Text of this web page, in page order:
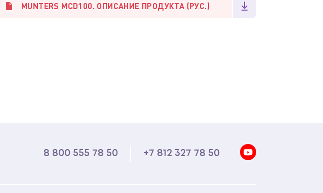
MUNTERS MCD100. ОПИСАНИЕ ПРОДУКТА (РУС.)
8 800 555 78 50 +7 812 327 78 50